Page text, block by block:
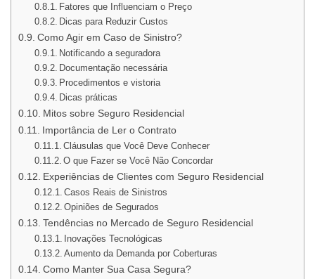
Fatores que Influenciam o Preço
Dicas para Reduzir Custos
Como Agir em Caso de Sinistro?
Notificando a seguradora
Documentação necessária
Procedimentos e vistoria
Dicas práticas
Mitos sobre Seguro Residencial
Importância de Ler o Contrato
Cláusulas que Você Deve Conhecer
O que Fazer se Você Não Concordar
Experiências de Clientes com Seguro Residencial
Casos Reais de Sinistros
Opiniões de Segurados
Tendências no Mercado de Seguro Residencial
Inovações Tecnológicas
Aumento da Demanda por Coberturas
Como Manter Sua Casa Segura?